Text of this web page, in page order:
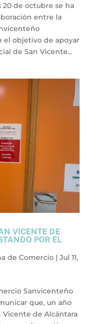
20 de octubre se ha
entre la
el objetivo de apoyar
de San Vicente...
VICENTE DE
POR EL
de Comercio| Jul 11,
Sanvicenteño
que, un año
Vicente de Alcántara